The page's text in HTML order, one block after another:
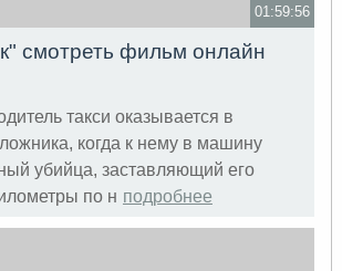
01:59:56
смотреть фильм онлайн
такси оказывается в
когда к нему в машину
убийца, заставляющий его
по н подробнее